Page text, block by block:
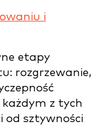
i
etapy
rozgrzewanie,
z tych
od sztywności